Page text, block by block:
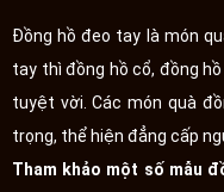
Đồng hồ đeo tay là món
tay thì đồng hồ cổ, đồng
tuyệt vời. Các món quà
trọng, thể hiện đẳng cấp
Tham khảo một số mẫu